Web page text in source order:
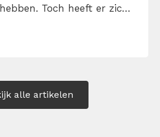
Toch heeft er zich
een collega de
alle artikelen